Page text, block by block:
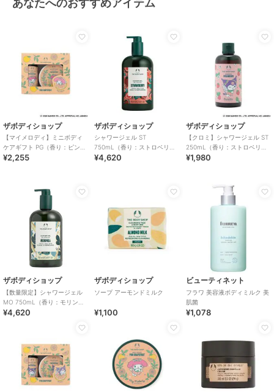
あなたへのおすすめアイテム
ザボディショップ
【マイメロディ】ミニボディ
ケアギフト PG（香り：ピンク
グレープフルーツ）
¥2,255
ザボディショップ
シャワージェル ST
750mL（香り：ストロベリ
ー）
¥4,620
ザボディショップ
【クロミ】シャワージェル ST
250mL（香り：ストロベリ
ー）
¥1,980
ザボディショップ
【数量限定】シャワージェル
MO 750mL（香り：モリン
ガ）
¥4,620
ザボディショップ
ソープ アーモンドミルク
¥1,100
ビューティネット
フラワ 美容液ボディミルク 美
肌菌
¥1,078